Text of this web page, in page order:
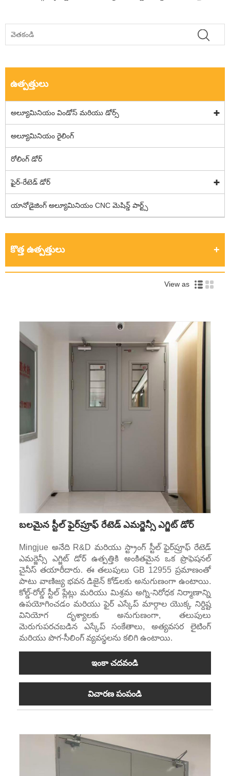
ఉత్పత్తులు
అల్యూమినియం విండోస్ మరియు డోర్స్
అల్యూమినియం రైలింగ్
రోలింగ్ డోర్
ఫైర్-రేటెడ్ డోర్
యానోడైజింగ్ అల్యూమినియం CNC మెషిన్డ్ పార్ట్స్
కొత్త ఉత్పత్తులు
View as
బలమైన స్టీల్ ఫైర్‌ప్రూఫ్ రేటెడ్ ఎమర్జెన్సీ ఎగ్జిట్ డోర్
Mingjue అనేది R&D మరియు స్ట్రాంగ్ స్టీల్ ఫైర్‌ప్రూఫ్ రేటెడ్
ఎమర్జెన్సీ ఎగ్జిట్ డోర్ ఉత్పత్తికి అంకితమైన ఒక ప్రొఫెషనల్
చైనీస్ తయారీదారు. ఈ తలుపులు GB 12955 ప్రమాణంతో
పాటు వాణిజ్య భవన డిజైన్ కోడ్‌లకు అనుగుణంగా ఉంటాయి.
కోల్డ్-రోల్డ్ స్టీల్ ప్లేట్లు మరియు మిశ్రమ అగ్ని-నిరోధక నిర్మాణాన్ని
ఉపయోగించడం మరియు ఫైర్ ఎస్కేప్ మార్గాల యొక్క నిర్దిష్ట
వినియోగ దృశ్యాలకు అనుగుణంగా, తలుపులు
మెరుగుపరచబడిన ఎస్కేప్ సంకేతాలు, అత్యవసర లైటింగ్
మరియు పొగ-సీలింగ్ వ్యవస్థలను కలిగి ఉంటాయి.
ఇంకా చదవండి
విచారణ పంపండి